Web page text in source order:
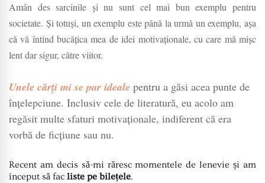
Amân des sarcinile și nu sunt cel mai bun exemplu pentru
societate. Și totuși, un exemplu este până la urmă un exemplu, așa
că vă întind bucățica mea de idei motivaționale, cu care mă mișc
lent dar sigur, către viitor.
Unele cărți mi se par ideale pentru a găsi acea punte de
înțelepciune. Inclusiv cele de literatură, eu acolo am
regăsit multe sfaturi motivaționale, indiferent că era
vorbă de ficțiune sau nu.
Recent am decis să-mi răresc momentele de lenevie și am
început să fac liste pe bilețele.